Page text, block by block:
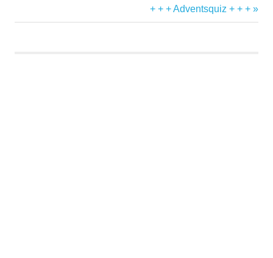
Nächster
Beitrag:
+ + + Adventsquiz + + +